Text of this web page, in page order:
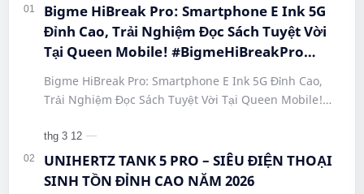
Bigme HiBreak Pro: Smartphone E Ink 5G
Đỉnh Cao, Trải Nghiệm Đọc Sách Tuyệt Vời
Tại Queen Mobile! #BigmeHiBreakPro
#SmartphoneEInk #QueenMobile
#HiBreakPro5G #DienThoaiDocSach
#CongNgheMoi #MuaSamThongMinh
#EInkPhone #5GSmartphone
Bigme HiBreak Pro: Smartphone E Ink 5G Đỉnh Cao,
Trải Nghiệm Đọc Sách Tuyệt Vời Tại Queen Mobile!
#Hi…
UNIHERTZ TANK 5 PRO – SIÊU ĐIỆN THOẠI
SINH TỒN ĐỈNH CAO NĂM 2026